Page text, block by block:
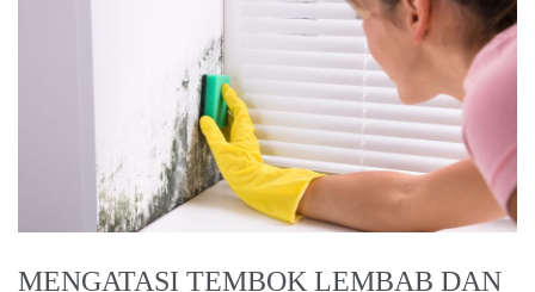
MENGATASI TEMBOK LEMBAB DAN